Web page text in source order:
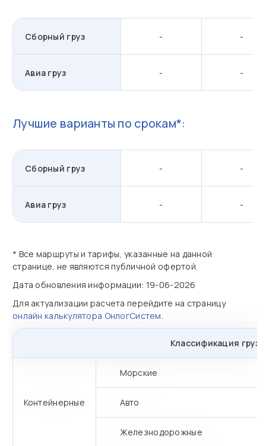
Сборный груз - -
Авиа груз - -
Лучшие варианты по срокам*:
Сборный груз - -
Авиа груз - -
* Все маршруты и тарифы, указанные на данной
странице, не являются публичной офертой.
Дата обновления информации: 19-06-2026
Для актуализации расчета перейдите на страницу
онлайн калькулятора ОнлогСистем.
Классификация
Контейнерные
Морские
Авто
Железнодорожные